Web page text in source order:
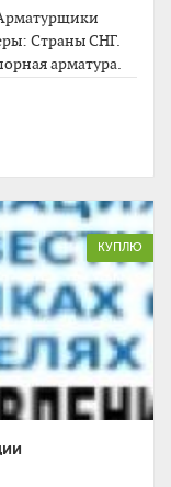
Cтраны СНГ.
арматура.
КУПЛЮ